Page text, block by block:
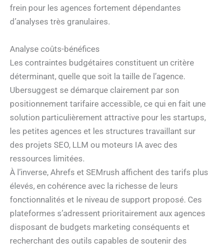
frein pour les agences fortement dépendantes
d’analyses très granulaires.
Analyse coûts-bénéfices
Les contraintes budgétaires constituent un critère
déterminant, quelle que soit la taille de l’agence.
Ubersuggest se démarque clairement par son
positionnement tarifaire accessible, ce qui en fait une
solution particulièrement attractive pour les startups,
les petites agences et les structures travaillant sur
des projets SEO, LLM ou moteurs IA avec des
ressources limitées.
À l’inverse, Ahrefs et SEMrush affichent des tarifs plus
élevés, en cohérence avec la richesse de leurs
fonctionnalités et le niveau de support proposé. Ces
plateformes s’adressent prioritairement aux agences
disposant de budgets marketing conséquents et
recherchant des outils capables de soutenir des